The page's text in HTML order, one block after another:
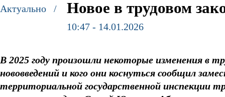
Актуально / Новое в трудовом
10:47 - 14.01.2026
В 2025 году произошли некоторые изменения в
нововведений и кого они коснуться сообщил
территориальной государственной инспекции